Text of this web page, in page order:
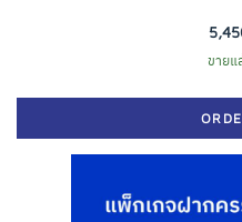
ขายแ